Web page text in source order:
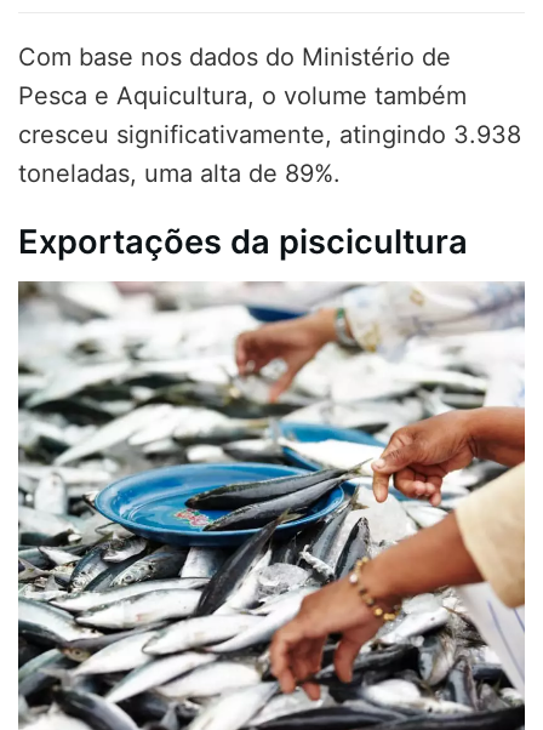
Com base nos dados do Ministério de
Pesca e Aquicultura, o volume também
cresceu significativamente, atingindo 3.938
toneladas, uma alta de 89%.
Exportações da piscicultura